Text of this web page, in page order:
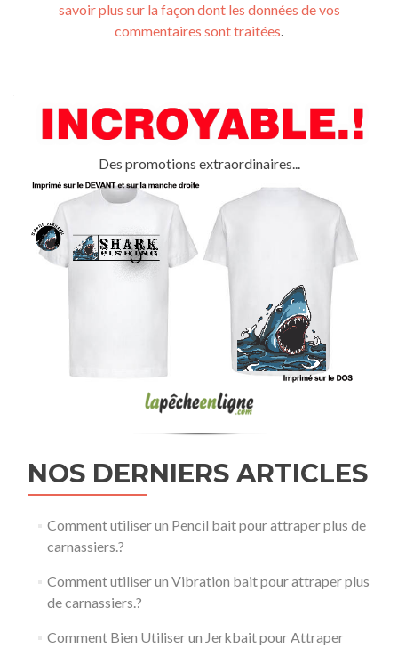
savoir plus sur la façon dont les données de vos
commentaires sont traitées.
Des promotions extraordinaires...
NOS DERNIERS ARTICLES
Comment utiliser un Pencil bait pour attraper plus de
carnassiers.?
Comment utiliser un Vibration bait pour attraper plus
de carnassiers.?
Comment Bien Utiliser un Jerkbait pour Attraper